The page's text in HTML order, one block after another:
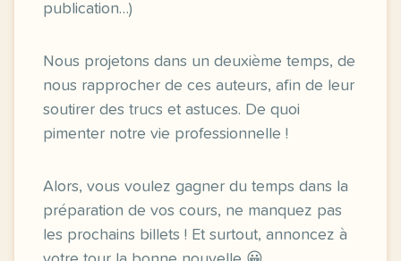
publication…)
Nous projetons dans un deuxième temps, de
nous rapprocher de ces auteurs, afin de leur
soutirer des trucs et astuces. De quoi
pimenter notre vie professionnelle !
Alors, vous voulez gagner du temps dans la
préparation de vos cours, ne manquez pas
les prochains billets ! Et surtout, annoncez à